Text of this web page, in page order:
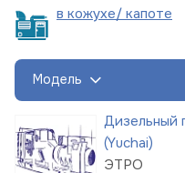
в кожухе/ капоте
Модель
Дизельный
(Yuchai)
ЭТРО